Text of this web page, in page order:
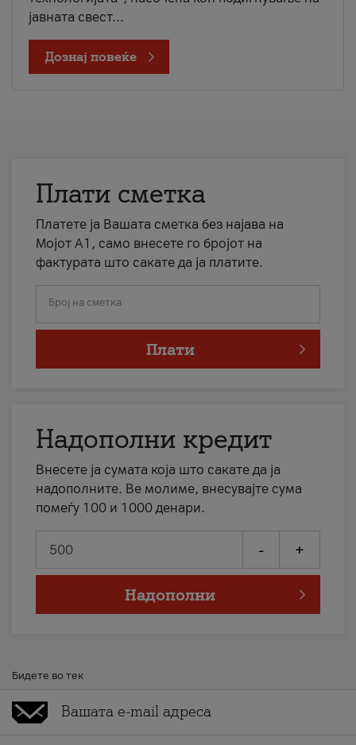
јавната свест...
Дознај повеќе
Плати сметка
Платете ја Вашата сметка без најава на
Мојот А1, само внесете го бројот на
фактурата што сакате да ја платите.
Број на сметка
Плати
Надополни кредит
Внесете ја сумата која што сакате да ја
надополните. Ве молиме, внесувајте сума
помеѓу 100 и 1000 денари.
- +
Надополни
Бидете во тек